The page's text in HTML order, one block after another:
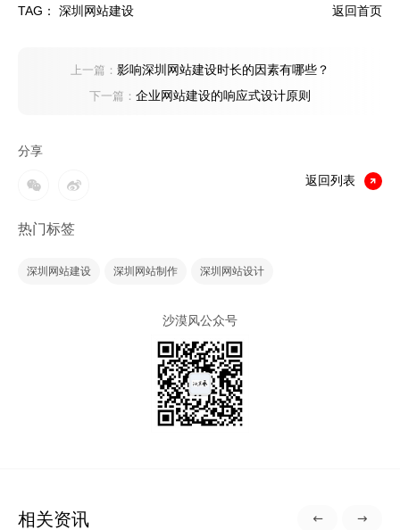
分享
返回列表
热门标签
深圳网站建设 深圳网站制作 深圳网站设计
沙漠风公众号
TAG： 深圳网站建设 返回首页
上一篇： 影响深圳网站建设时长的因素有哪些？
下一篇： 企业网站建设的响应式设计原则
相关资讯